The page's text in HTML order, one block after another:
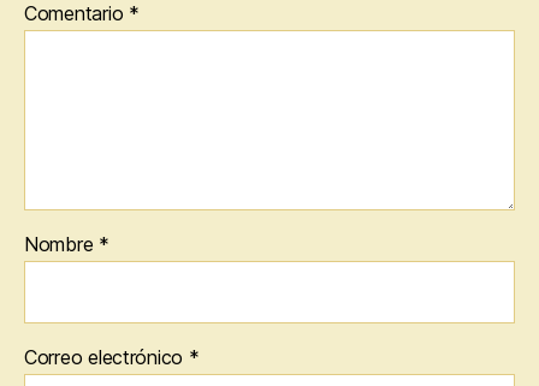
Comentario *
Nombre *
Correo electrónico *